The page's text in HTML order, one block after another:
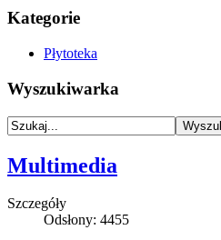
Kategorie
Płytoteka
Wyszukiwarka
Multimedia
Szczegóły
Odsłony: 4455